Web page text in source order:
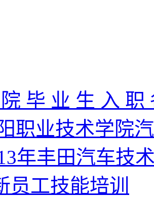
毕 业 生 入 职
职业技术学院
年丰田汽车技
员工技能培训